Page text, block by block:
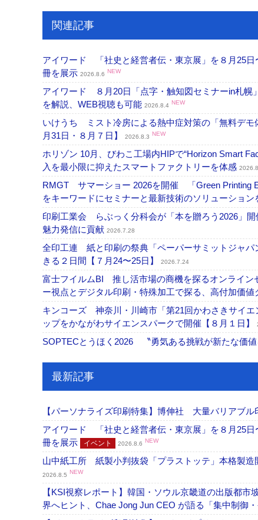
関連記事
アイワード 「社史と経営者伝・東京展」を８月25
冊を展示 2026.8.6 NEW
アイワード ８月20日「点字・触知図セミナーin札
を解説、WEB視聴も可能 2026.8.4 NEW
いけうち ミスト冷房による熱中症対策の「無料デ
月31日・８月７日】
2026.8.3 NEW
ホリゾン 10月、びわこ工場内HIPで“Horizon Smart
入を最小限に抑えたスマートファクトリーを体感
RMGT サマーショー 2026を開催 「Green Printing
をキーワードにセミナーと最新技術のソリューション
印刷工業会 らぶっく分科会が「本を贈ろう2026」
魅力発信に貢献 2026.7.28
全印工連 紙と印刷の祭典「ペーパーサミットジャ
きる２日間【７月24〜25日】
2026.7.24
富士フイルムBI 推し活市場の商機を探るオンライン
ー視点とデジタル印刷・特殊加工で探る、高付加価
キンコーズ 神奈川・川崎市「第21回かわさきサイ
ップをかながわサイエンスパークで開催【８月１日】
SOPTECとうほく2026 〝勇気ある挑戦が新たな価
最新記事
【パーソナライズ印刷特集】博伸社 大量バリアブ
アイワード 「社史と経営者伝・東京展」を８月25
冊を展示
イベント 2026.8.6 NEW
山中紙工所 紙製小判抜袋「プラストッテ」本格製
2026.8.5 NEW
【KSI視察レポート】韓国・ソウル京畿道の出版都
界へヒント、Chae Jong Jun CEO が語る「集中制御・